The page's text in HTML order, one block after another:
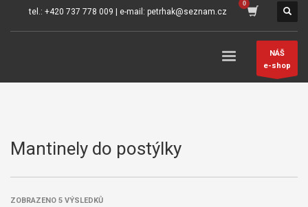
tel.: +420 737 778 009 | e-mail: petrhak@seznam.cz
NÁŠ
e-shop
Mantinely do postýlky
ZOBRAZENO 5 VÝSLEDKŮ